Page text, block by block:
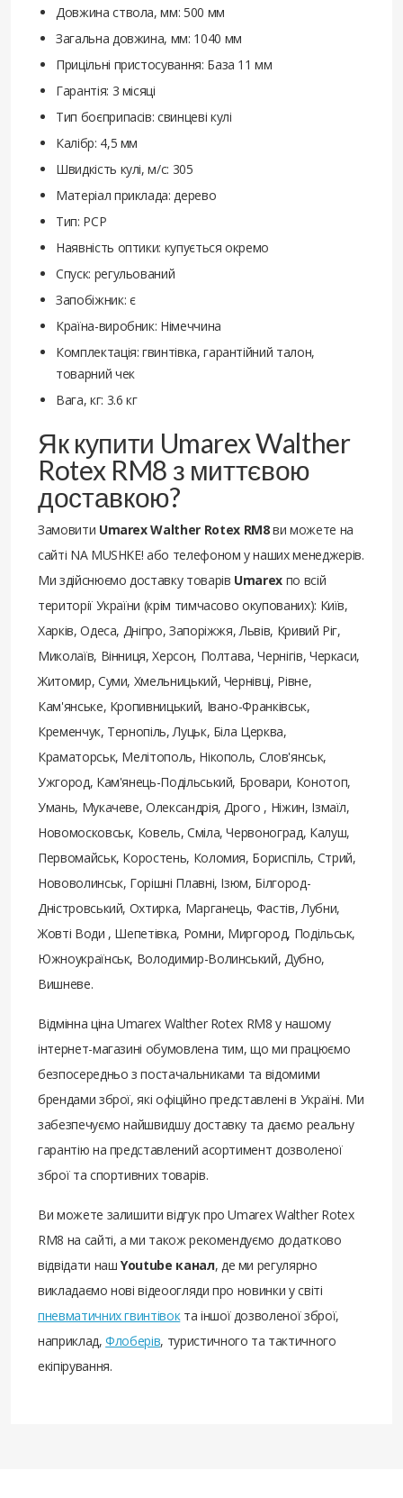
Довжина ствола, мм: 500 мм
Загальна довжина, мм: 1040 мм
Прицільні пристосування: База 11 мм
Гарантія: 3 місяці
Тип боєприпасів: свинцеві кулі
Калібр: 4,5 мм
Швидкість кулі, м/с: 305
Матеріал приклада: дерево
Тип: PCP
Наявність оптики: купується окремо
Спуск: регульований
Запобіжник: є
Країна-виробник: Німеччина
Комплектація: гвинтівка, гарантійний талон,
товарний чек
Вага, кг: 3.6 кг
Як купити Umarex Walther
Rotex RM8 з миттєвою
доставкою?
Замовити Umarex Walther Rotex RM8ви можете на
сайті NA MUSHKE! або телефоном у наших менеджерів.
Ми здійснюємо доставку товарів Umarex по всій
території України (крім тимчасово окупованих): Київ,
Харків, Одеса, Дніпро, Запоріжжя, Львів, Кривий Ріг,
Миколаїв, Вінниця, Херсон, Полтава, Чернігів, Черкаси,
Житомир, Суми, Хмельницький, Чернівці, Рівне,
Кам'янське, Кропивницький, Івано-Франківськ,
Кременчук, Тернопіль, Луцьк, Біла Церква,
Краматорськ, Мелітополь, Нікополь, Слов'янськ,
Ужгород, Кам'янець-Подільський, Бровари, Конотоп,
Умань, Мукачеве, Олександрія, Дрого , Ніжин, Ізмаїл,
Новомосковськ, Ковель, Сміла, Червоноград, Калуш,
Первомайськ, Коростень, Коломия, Бориспіль, Стрий,
Нововолинськ, Горішні Плавні, Ізюм, Білгород-
Дністровський, Охтирка, Марганець, Фастів, Лубни,
Жовті Води , Шепетівка, Ромни, Миргород, Подільськ,
Южноукраїнськ, Володимир-Волинський, Дубно,
Вишневе.
Відмінна ціна Umarex Walther Rotex RM8 у нашому
інтернет-магазині обумовлена ​​тим, що ми працюємо
безпосередньо з постачальниками та відомими
брендами зброї, які офіційно представлені в Україні. Ми
забезпечуємо найшвидшу доставку та даємо реальну
гарантію на представлений асортимент дозволеної
зброї та спортивних товарів.
Ви можете залишити відгук про Umarex Walther Rotex
RM8 на сайті, а ми також рекомендуємо додатково
відвідати нашYoutube канал, де ми регулярно
викладаємо нові відеоогляди про новинки у світі
пневматичних гвинтівокта іншої дозволеної зброї,
наприклад,Флоберів, туристичного та тактичного
екіпірування.